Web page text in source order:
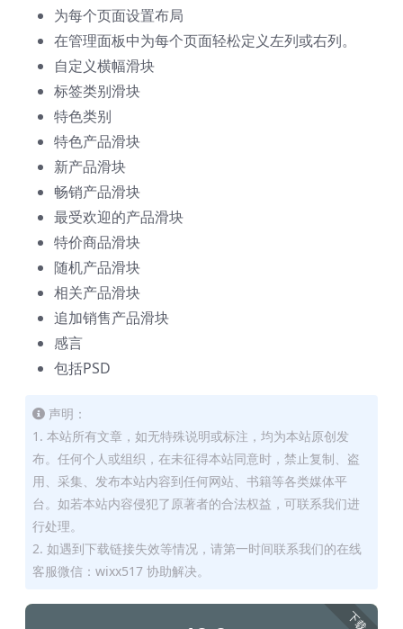
为每个页面设置布局
在管理面板中为每个页面轻松定义左列或右列。
自定义横幅滑块
标签类别滑块
特色类别
特色产品滑块
新产品滑块
畅销产品滑块
最受欢迎的产品滑块
特价商品滑块
随机产品滑块
相关产品滑块
追加销售产品滑块
感言
包括PSD
声明：
1. 本站所有文章，如无特殊说明或标注，均为本站原创发
布。任何个人或组织，在未征得本站同意时，禁止复制、盗
用、采集、发布本站内容到任何网站、书籍等各类媒体平
台。如若本站内容侵犯了原著者的合法权益，可联系我们进
行处理。
2. 如遇到下载链接失效等情况，请第一时间联系我们的在线
客服微信：wixx517 协助解决。
下载